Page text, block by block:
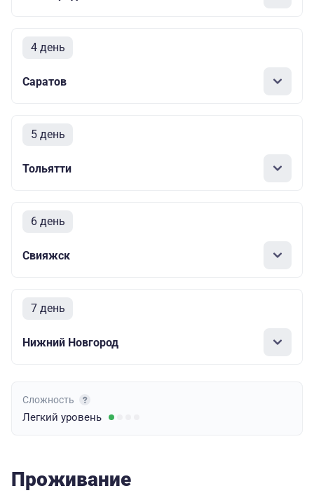
4 день
Саратов
5 день
Тольятти
6 день
Свияжск
7 день
Нижний Новгород
Сложность
Легкий уровень
Проживание